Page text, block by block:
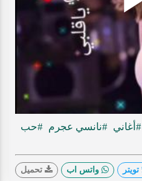
Play
#أغاني #نانسي عجرم #حب
تويتر واتس اب تحميل